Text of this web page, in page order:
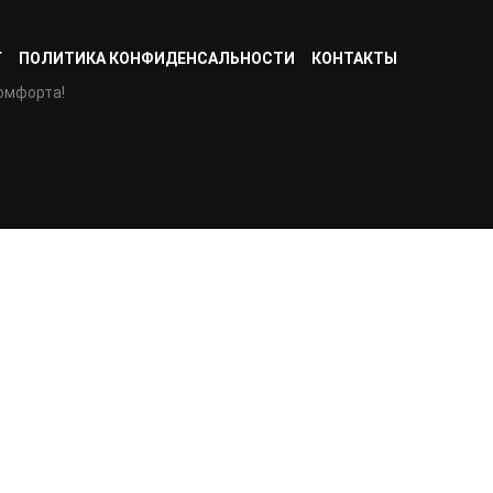
ПОЛИТИКА КОНФИДЕНСАЛЬНОСТИ
КОНТАКТЫ